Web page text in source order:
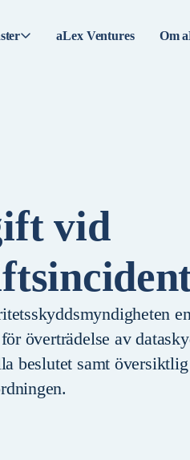
aLex Ventures Om
vid
överträdelse av
beslutet samt